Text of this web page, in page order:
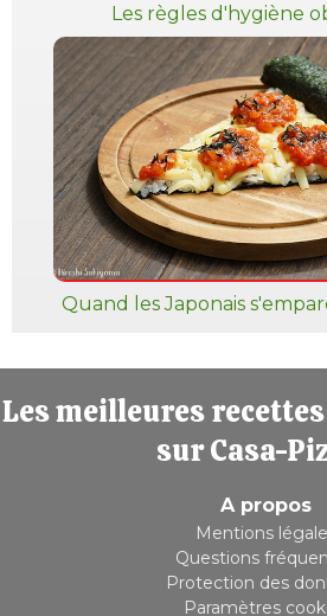
Les règles d'hygiène
Quand les Japonais
Les meilleures
sur Casa-
A propos
Mentions
Questions
Protection des
Paramètres